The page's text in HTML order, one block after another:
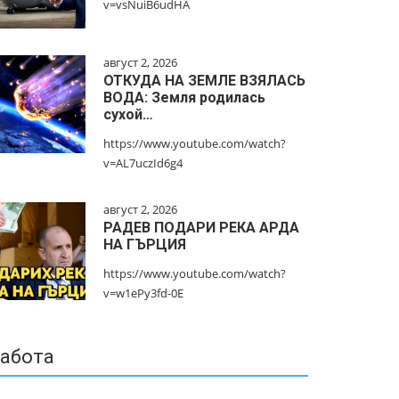
v=vsNuiB6udHA
август 2, 2026
ОТКУДА НА ЗЕМЛЕ ВЗЯЛАСЬ
ВОДА: Земля родилась
сухой…
https://www.youtube.com/watch?
v=AL7uczId6g4
август 2, 2026
РАДЕВ ПОДАРИ РЕКА АРДА
НА ГЪРЦИЯ
https://www.youtube.com/watch?
v=w1ePy3fd-0E